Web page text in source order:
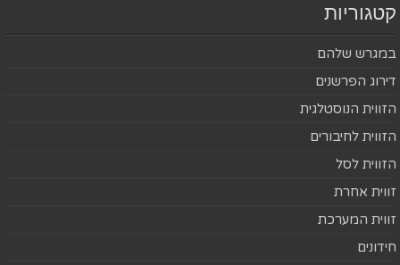
קטגוריות
במגרש שלהם
דירוג הפרשנים
הזווית הנוסטלגית
הזווית לחיבורים
הזווית לסל
זווית אחרת
זווית המערכת
חידונים